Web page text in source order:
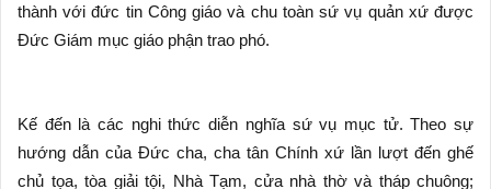
thành với đức tin Công giáo và chu toàn sứ vụ quản xứ được
Đức Giám mục giáo phận trao phó.
Kế đến là các nghi thức diễn nghĩa sứ vụ mục tử. Theo sự
hướng dẫn của Đức cha, cha tân Chính xứ lần lượt đến ghế
chủ tọa, tòa giải tội, Nhà Tạm, cửa nhà thờ và tháp chuông;